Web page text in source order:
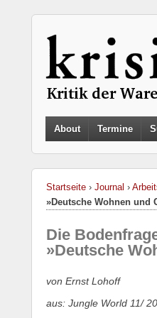
About Termine
Startseite › Journal ›
»Deutsche Wohnen und
Die
»Deutsche
von Ernst Lohoff
aus: Jungle World 11/